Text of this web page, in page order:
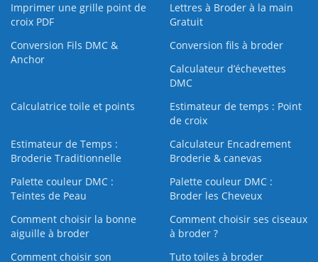
Imprimer une grille point de
croix PDF
Lettres à Broder à la main
Gratuit
Conversion Fils DMC &
Anchor
Conversion fils à broder
Calculateur d’échevettes
DMC
Calculatrice toile et points
Estimateur de temps : Point
de croix
Estimateur de Temps :
Broderie Traditionnelle
Calculateur Encadrement
Broderie & canevas
Palette couleur DMC :
Teintes de Peau
Palette couleur DMC :
Broder les Cheveux
Comment choisir la bonne
aiguille à broder
Comment choisir ses ciseaux
à broder ?
Comment choisir son
Tuto toiles à broder